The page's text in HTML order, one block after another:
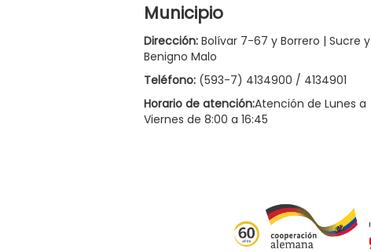
Municipio
Dirección: Bolívar 7-67 y Borrero | Sucre y
Benigno Malo
Teléfono: (593-7) 4134900 / 4134901
Horario de atención:Atención de Lunes a
Viernes de 8:00 a 16:45